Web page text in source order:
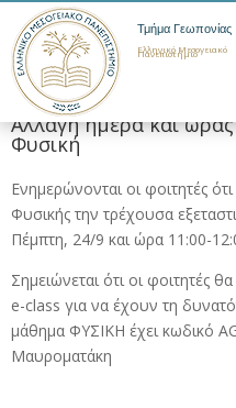
Τμήμα Γεωπονίας
Ελληνικό Μεσογειακό
Πανεπιστήμιο
Αλλαγή ημέρα και
Φυσική
Ενημερώνονται οι φοιτητές
Φυσικής την τρέχουσα
Πέμπτη, 24/9 και ώρα 11:00-
Σημειώνεται ότι οι φοιτητές
e-class για να έχουν τη
μάθημα ΦΥΣΙΚΗ έχει κωδικό
Μαυροματάκη